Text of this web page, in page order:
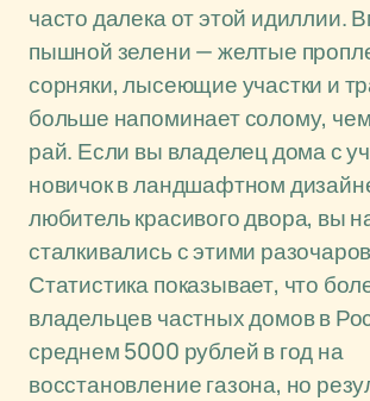
часто далека от этой идиллии.
пышной зелени — желтые
сорняки, лысеющие участки и
больше напоминает солому,
рай. Если вы владелец дома с
новичок в ландшафтном
любитель красивого двора, вы
сталкивались с этими
Статистика показывает, что
владельцев частных домов в
среднем 5000 рублей в год на
восстановление газона, но